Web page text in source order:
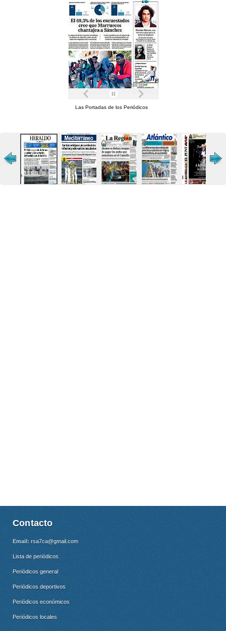
Las Portadas de los Periódicos
Contacto
Email: rsa7ca@gmail.com
Lista de periódicos
Periódicos general
Periódicos deportivos
Periódicos económicos
Periódicos locales